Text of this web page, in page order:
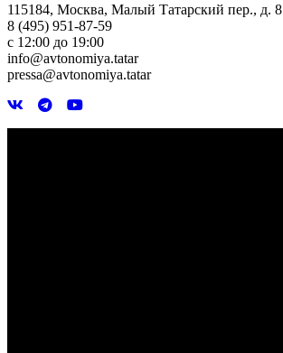
115184, Москва, Малый Татарский пер., д. 8
8 (495) 951-87-59
с 12:00 до 19:00
info@avtonomiya.tatar
pressa@avtonomiya.tatar